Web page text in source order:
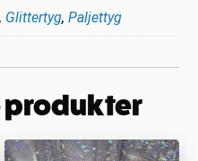
, Glittertyg,Paljettyg
produkter